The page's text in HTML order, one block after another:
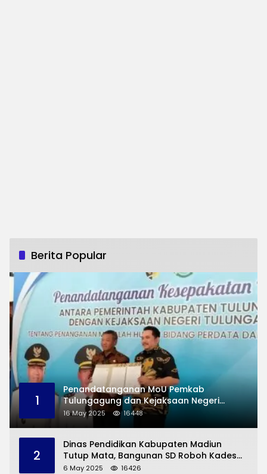
Berita Popular
1
Penandatanganan MoU Pemkab
Tulungagung dan Kejaksaan Negeri
Permasalahan Hukum
16 May 2025 16448
2
Dinas Pendidikan Kabupaten Madiun
Tutup Mata, Bangunan SD Roboh Kades
Dermorejo Bangun Pakai Dana Pribadi
6 May 2025 16426